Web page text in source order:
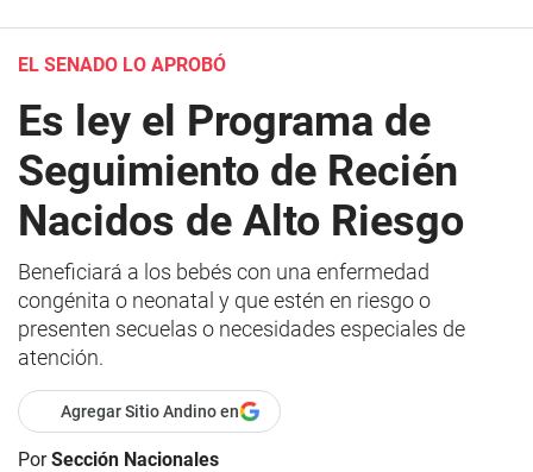
EL SENADO LO APROBÓ
Es ley el Programa de
Seguimiento de Recién
Nacidos de Alto Riesgo
Beneficiará a los bebés con una enfermedad
congénita o neonatal y que estén en riesgo o
presenten secuelas o necesidades especiales de
atención.
Agregar Sitio Andino en
PorSección Nacionales